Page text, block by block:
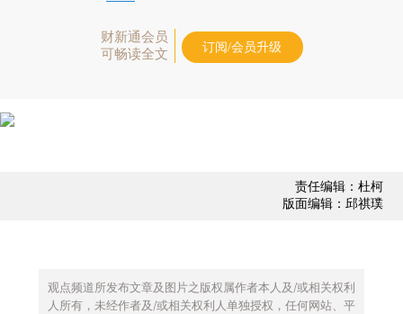
财新通会员
可畅读全文
订阅/会员升级
责任编辑：杜柯
版面编辑：邱祺璞
观点频道所发布文章及图片之版权属作者本人及/或相关权利
人所有，未经作者及/或相关权利人单独授权，任何网站、平